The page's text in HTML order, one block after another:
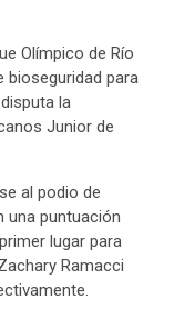
Olímpico de Río
para
la
Junior de
al podio de
una puntuación
lugar para
Ramacci